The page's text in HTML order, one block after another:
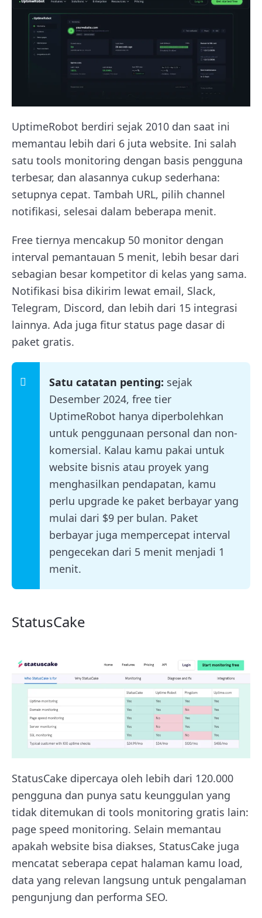
UptimeRobot berdiri sejak 2010 dan saat ini
memantau lebih dari 6 juta website. Ini salah
satu tools monitoring dengan basis pengguna
terbesar, dan alasannya cukup sederhana:
setupnya cepat. Tambah URL, pilih channel
notifikasi, selesai dalam beberapa menit.
Free tiernya mencakup 50 monitor dengan
interval pemantauan 5 menit, lebih besar dari
sebagian besar kompetitor di kelas yang sama.
Notifikasi bisa dikirim lewat email, Slack,
Telegram, Discord, dan lebih dari 15 integrasi
lainnya. Ada juga fitur status page dasar di
paket gratis.
Satu catatan penting: sejak
Desember 2024, free tier
UptimeRobot hanya diperbolehkan
untuk penggunaan personal dan non-
komersial. Kalau kamu pakai untuk
website bisnis atau proyek yang
menghasilkan pendapatan, kamu
perlu upgrade ke paket berbayar yang
mulai dari $9 per bulan. Paket
berbayar juga mempercepat interval
pengecekan dari 5 menit menjadi 1
menit.
StatusCake
StatusCake dipercaya oleh lebih dari 120.000
pengguna dan punya satu keunggulan yang
tidak ditemukan di tools monitoring gratis lain:
page speed monitoring. Selain memantau
apakah website bisa diakses, StatusCake juga
mencatat seberapa cepat halaman kamu load,
data yang relevan langsung untuk pengalaman
pengunjung dan performa SEO.